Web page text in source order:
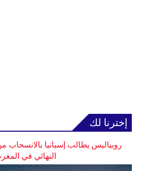
إخترنا لك
روبياليس يطالب إسبانيا بالانسحاب
النهائي في